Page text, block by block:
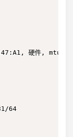
硬件, mtu
64